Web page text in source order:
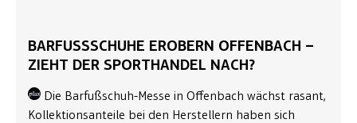
BARFUSSSCHUHE EROBERN OFFENBACH – Z
IEHT DER SPORTHANDEL NACH?
Die Barfußschuh-Messe in Offenbach wächst rasant,
Kollektionsanteile bei den Herstellern haben sich